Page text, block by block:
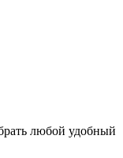
любой удобный